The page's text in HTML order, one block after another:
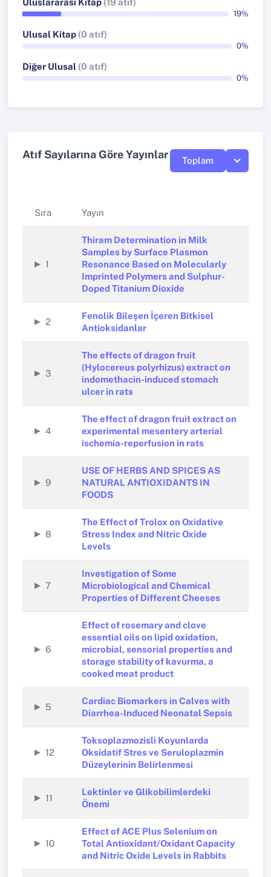
Uluslararası Kitap (19 atıf)
19%
Ulusal Kitap (0 atıf)
0%
Diğer Ulusal (0 atıf)
0%
Atıf Sayılarına Göre Yayınlar Toplam
Sıra Yayın
1
Thiram Determination in Milk
Samples by Surface Plasmon
Resonance Based on Molecularly
Imprinted Polymers and Sulphur-
Doped Titanium Dioxide
2
Fenolik Bileşen İçeren Bitkisel
Antioksidanlar
3
The effects of dragon fruit
(Hylocereus polyrhizus) extract on
indomethacin-induced stomach
ulcer in rats
4
The effect of dragon fruit extract on
experimental mesentery arterial
ischemia-reperfusion in rats
9
USE OF HERBS AND SPICES AS
NATURAL ANTIOXIDANTS IN
FOODS
8
The Effect of Trolox on Oxidative
Stress Index and Nitric Oxide
Levels
7
Investigation of Some
Microbiological and Chemical
Properties of Different Cheeses
6
Effect of rosemary and clove
essential oils on lipid oxidation,
microbial, sensorial properties and
storage stability of kavurma, a
cooked meat product
5
Cardiac Biomarkers in Calves with
Diarrhea-Induced Neonatal Sepsis
12
Toksoplazmozisli Koyunlarda
Oksidatif Stres ve Seruloplazmin
Düzeylerinin Belirlenmesi
11
Lektinler ve Glikobilimlerdeki
Önemi
10
Effect of ACE Plus Selenium on
Total Antioxidant/Oxidant Capacity
and Nitric Oxide Levels in Rabbits